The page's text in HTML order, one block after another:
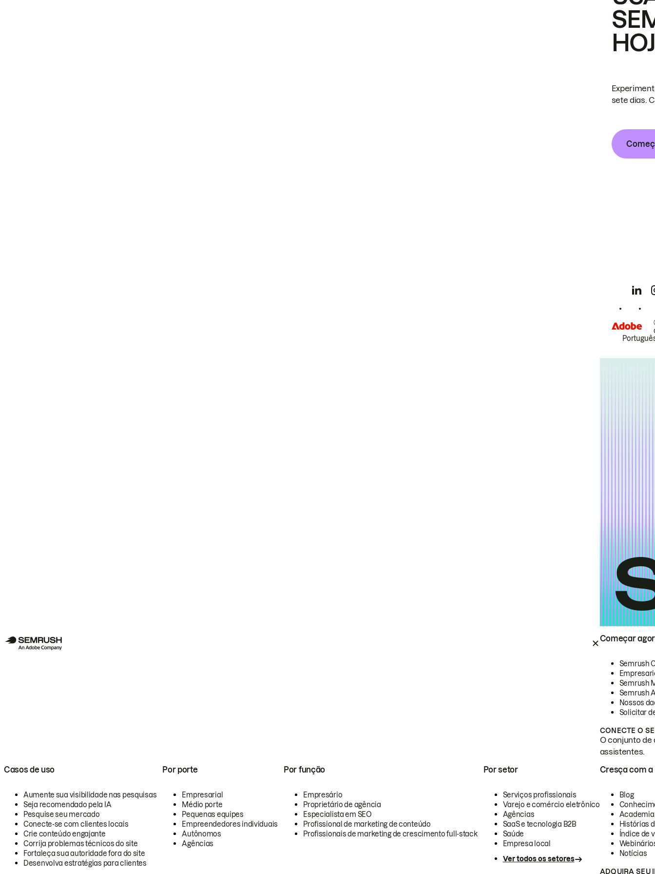
Começar
Semrush
Semrush
Semrush
Nossos
Solicitar
CONECTE O
O conjunto de
assistentes.
Casos de uso
Aumente sua visibilidade nas pesquisas
Seja recomendado pela IA
Pesquise seu mercado
Conecte-se com clientes locais
Crie conteúdo engajante
Corrija problemas técnicos do site
Fortaleça sua autoridade fora do site
Desenvolva estratégias para clientes
Por porte
Empresarial
Médio porte
Pequenas equipes
Empreendedores individuais
Autônomos
Agências
Por função
Empresário
Proprietário de agência
Especialista em SEO
Profissional de marketing de conteúdo
Profissionais de marketing de crescimento full-stack
Por setor
Serviços profissionais
Varejo e comércio eletrônico
Agências
SaaS e tecnologia B2B
Saúde
Empresa local
Ver todos os setores
Cresça com a
Blog
Academia
Histórias
Índice de
Notícias
ADQUIRA SEU
sete dias.